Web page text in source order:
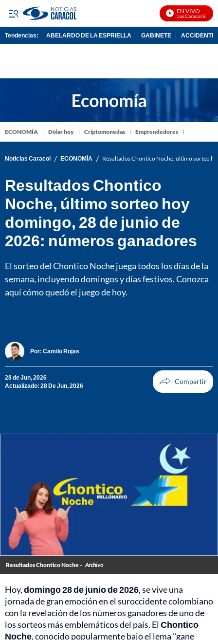
EN VIVO
Noticias Caracol En Vivo
Tendencias: ABELARDO DE LA ESPRIELLA GABINETE ACCIDENTE
ECONOMÍA Dólar hoy Criptomonedas Emprendedores
Noticias Caracol / ECONOMÍA / Resultados Chontico Noche, último sorteo
Resultados Chontico
Noche, último sorteo hoy
domingo, 28 de junio de
2026: números ganadores
El sorteo del Chontico Noche juega todos los días de la
semana, incluyendo domingos y días festivos. Conozca
aquí cómo quedó el juego de hoy.
Por: Camilo Rojas
28 de Jun, 2026
Actualizado: 28 De Jun, 2026
Resultados Chontico Noche - Archivo
Hoy,domingo 28 de junio de 2026, se vive una
jornada de gran emoción en el suroccidente colombiano
con la revelación de los números ganadores de uno de
los sorteos más emblemáticos del país. ElChontico
Noche, conocido popularmente bajo el lema "gane